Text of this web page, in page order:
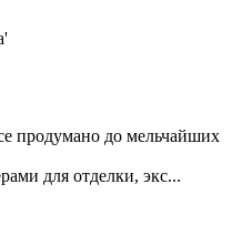
продумано до мельчайших
для отделки, экс...